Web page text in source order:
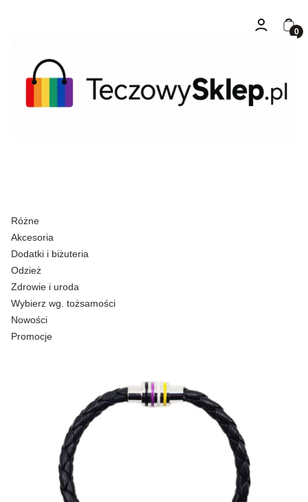
Zaloguj się
Różne
Akcesoria
Dodatki i biżuteria
Odzież
Zdrowie i uroda
Wybierz wg. tożsamości
Nowości
Promocje